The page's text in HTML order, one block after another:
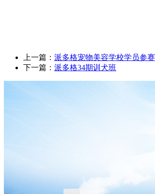
上一篇： 派多格宠物美容学校学员参赛
下一篇： 派多格34期训犬班